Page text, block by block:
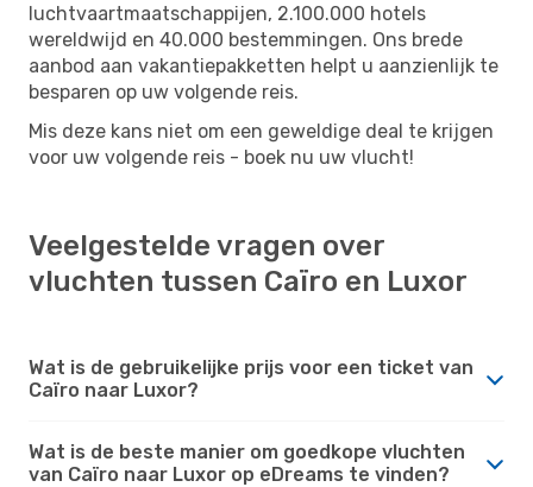
luchtvaartmaatschappijen, 2.100.000 hotels
wereldwijd en 40.000 bestemmingen. Ons brede
aanbod aan vakantiepakketten helpt u aanzienlijk te
besparen op uw volgende reis.
Mis deze kans niet om een ​​geweldige deal te krijgen
voor uw volgende reis - boek nu uw vlucht!
Veelgestelde vragen over
vluchten tussen Caïro en Luxor
Wat is de gebruikelijke prijs voor een ticket van
Caïro naar Luxor?
Wat is de beste manier om goedkope vluchten
van Caïro naar Luxor op eDreams te vinden?